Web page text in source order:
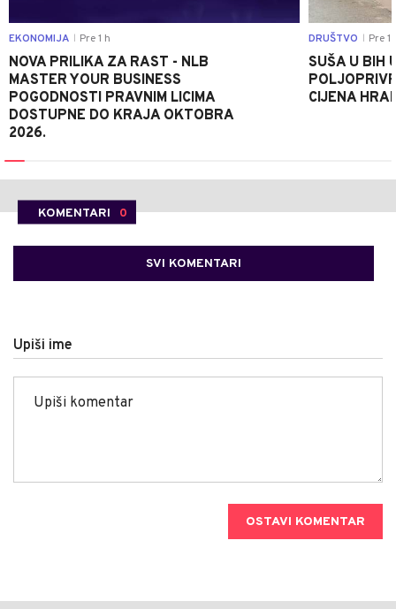
EKONOMIJA Pre 1 h
NOVA PRILIKA ZA RAST - NLB
MASTER YOUR BUSINESS
POGODNOSTI PRAVNIM LICIMA
DOSTUPNE DO KRAJA OKTOBRA
2026.
DRUŠTVO Pre 1
SUŠA U BIH
CIJENA
KOMENTARI 0
SVI KOMENTARI
Upiši ime
OSTAVI KOMENTAR